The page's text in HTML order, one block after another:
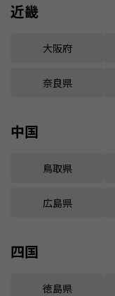
近畿
大阪府
奈良県
中国
鳥取県
広島県
四国
徳島県